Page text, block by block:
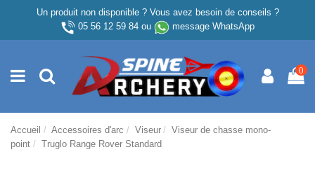
Un produit non disponible ? Vous avez besoin de conseils ?
05 56 12 59 84ou message WhatsApp
0
Accueil Accessoires d'arc Viseur
Viseur de chasse mono-
point
Truglo Range Rover Standard